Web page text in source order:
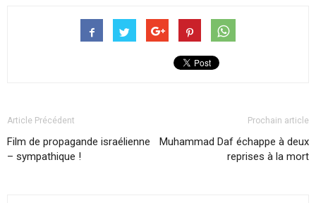
Article Précédent
Film de propagande israélienne
– sympathique !
Prochain article
Muhammad Daf échappe à deux
reprises à la mort